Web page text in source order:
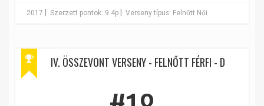
2017 Szerzett pontok: 9.4p Verseny típus: Felnőtt Női
IV. ÖSSZEVONT VERSENY - FELNŐTT FÉRFI - D